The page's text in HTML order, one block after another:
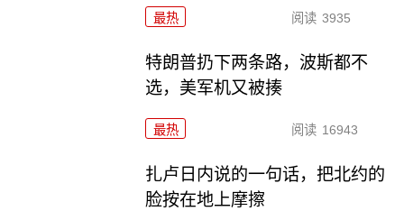
最热 阅读 3935
特朗普扔下两条路，波斯都不
选，美军机又被揍
最热 阅读 16943
扎卢日内说的一句话，把北约的
脸按在地上摩擦